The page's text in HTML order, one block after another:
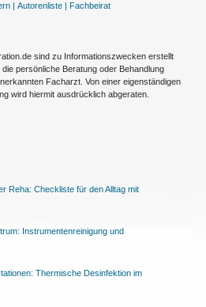
| Autorenliste | Fachbeirat
sind zu Informationszwecken erstellt
persönliche Beratung oder Behandlung
Facharzt. Von einer eigenständigen
wird hiermit ausdrücklich abgeraten.
Reha: Checkliste für den Alltag mit
Instrumentenreinigung und
Thermische Desinfektion im